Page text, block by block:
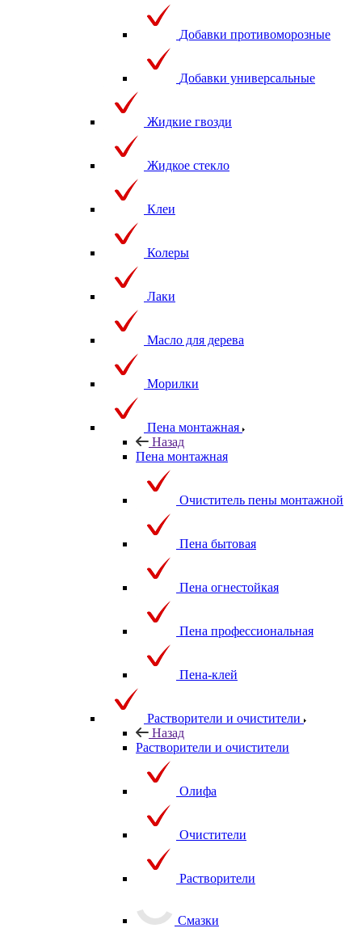
Добавки противоморозные
Добавки универсальные
Жидкие гвозди
Жидкое стекло
Клеи
Колеры
Лаки
Масло для дерева
Морилки
Пена монтажная
Назад
Пена монтажная
Очиститель пены монтажной
Пена бытовая
Пена огнестойкая
Пена профессиональная
Пена-клей
Растворители и очистители
Назад
Растворители и очистители
Олифа
Очистители
Растворители
Смазки